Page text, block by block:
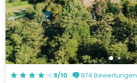
8/10 974 Bewertungen